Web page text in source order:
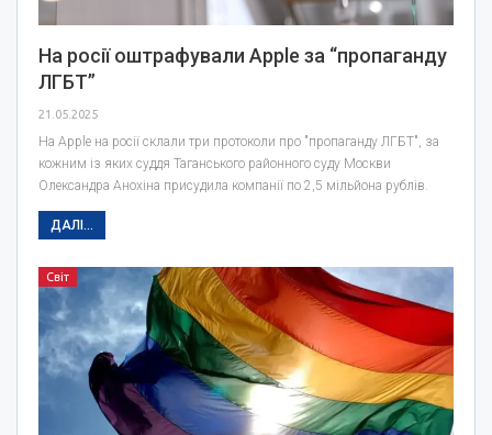
На росії оштрафували Apple за “пропаганду
ЛГБТ”
21.05.2025
На Apple на росії склали три протоколи про "пропаганду ЛГБТ", за
кожним із яких суддя Таганського районного суду Москви
Олександра Анохіна присудила компанії по 2,5 мільйона рублів.
ДАЛІ...
Світ